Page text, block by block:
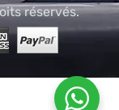
réservés.